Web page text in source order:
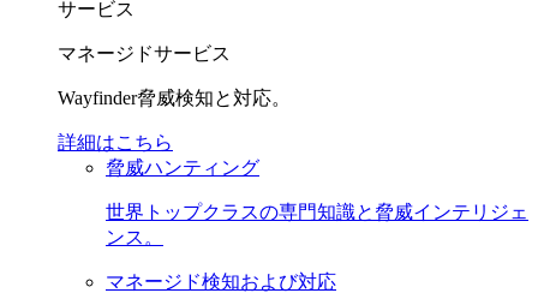
サービス
マネージドサービス
Wayfinder脅威検知と対応。
詳細はこちら
脅威ハンティング
世界トップクラスの専門知識と脅威インテリジェ
ンス。
マネージド検知および対応